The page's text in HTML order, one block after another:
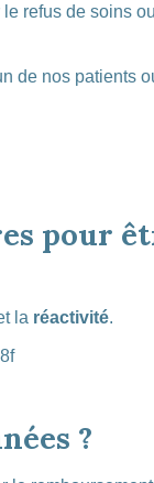
refus de soins
de nos patients
pour
la réactivité.
?